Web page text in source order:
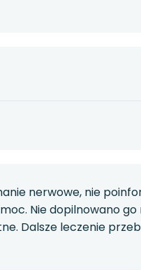
nerwowe, nie
Nie dopilnowano
Dalsze leczenie